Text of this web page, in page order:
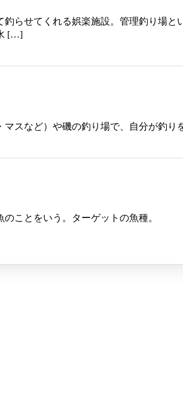
釣らせてくれる娯楽施設。管理釣り場
[…]
スなど）や磯の釣り場で、自分が釣り
ことをいう。ターゲットの魚種。